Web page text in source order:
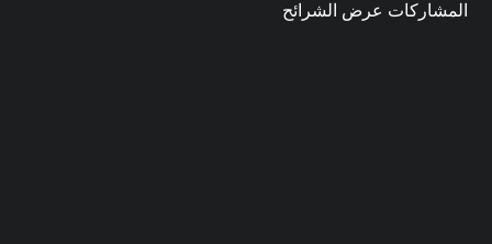
المشاركات عرض الشرائح